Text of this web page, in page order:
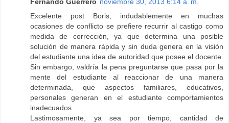
Fernando Guerrero noviembre 30, 2013 6:14 a. m.
Excelente post Boris, indudablemente en muchas
ocasiones de conflicto se prefiere recurrir al castigo como
medida de corrección, ya que determina una posible
solución de manera rápida y sin duda genera en la visión
del estudiante una idea de autoridad que posee el docente.
Sin embargo, valdría la pena preguntarse que pasa por la
mente del estudiante al reaccionar de una manera
determinada, que aspectos familiares, educativos,
personales generan en el estudiante comportamientos
inadecuados.
Lastimosamente, ya sea por tiempo, cantidad de